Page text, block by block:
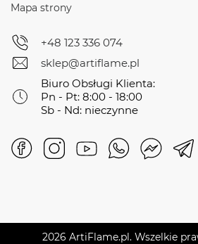
Mapa strony
+48 123 336 074
sklep@artiflame.pl
Biuro Obsługi Klienta:
Pn - Pt: 8:00 - 18:00
Sb - Nd: nieczynne
2026 ArtiFlame.pl. Wszelkie